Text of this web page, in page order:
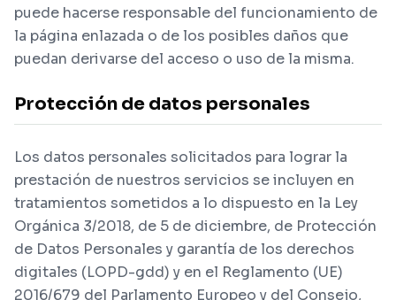
puede hacerse responsable del funcionamiento de
la página enlazada o de los posibles daños que
puedan derivarse del acceso o uso de la misma.
Protección de datos personales
Los datos personales solicitados para lograr la
prestación de nuestros servicios se incluyen en
tratamientos sometidos a lo dispuesto en la Ley
Orgánica 3/2018, de 5 de diciembre, de Protección
de Datos Personales y garantía de los derechos
digitales (LOPD-gdd) y en el Reglamento (UE)
2016/679 del Parlamento Europeo y del Consejo,